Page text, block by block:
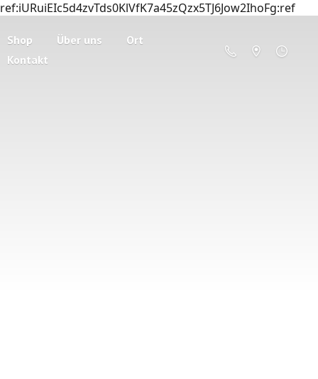
ref:iURuiEIc5d4zvTds0KlVfK7a45zQzx5TJ6Jow2IhoFg:ref
Shop Über uns
Ort
Kontakt